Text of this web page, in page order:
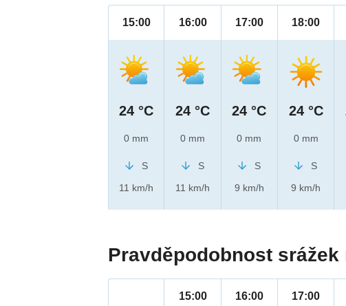
15:00
24 °C
0 mm
S
11 km/h
16:00
24 °C
0 mm
S
11 km/h
17:00
24 °C
0 mm
S
9 km/h
18:00
24 °C
0 mm
S
9 km/h
Pravděpodobnost srážek
15:00 16:00 17:00